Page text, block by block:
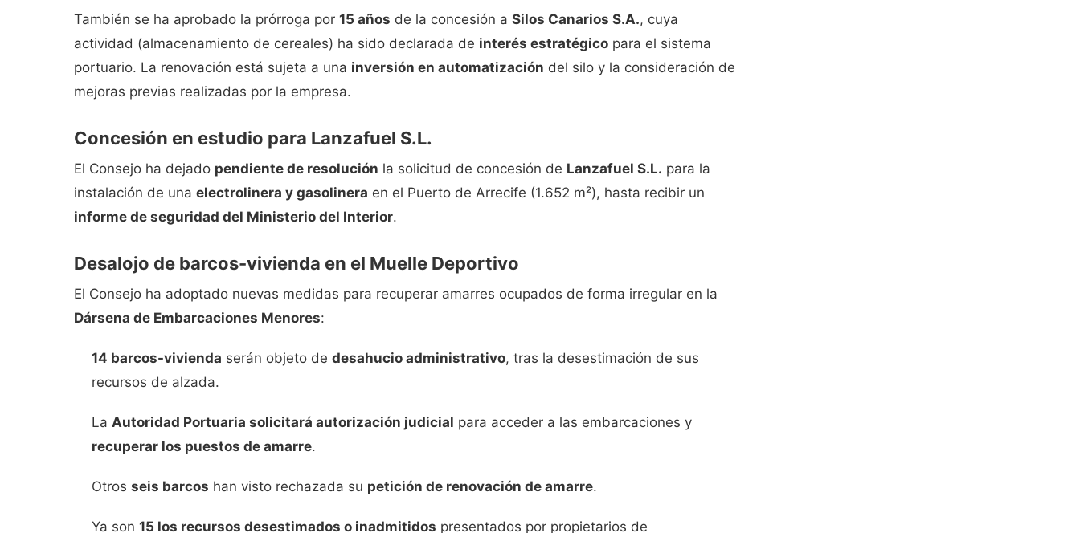
También se ha aprobado la prórroga por 15 años de la concesión a Silos Canarios S.A., cuya
actividad (almacenamiento de cereales) ha sido declarada de interés estratégico para el sistema
portuario. La renovación está sujeta a una inversión en automatización del silo y la consideración de
mejoras previas realizadas por la empresa.
Concesión en estudio para Lanzafuel S.L.
El Consejo ha dejado pendiente de resolución la solicitud de concesión de Lanzafuel S.L. para la
instalación de una electrolinera y gasolinera en el Puerto de Arrecife (1.652 m²), hasta recibir un
informe de seguridad del Ministerio del Interior.
Desalojo de barcos-vivienda en el Muelle Deportivo
El Consejo ha adoptado nuevas medidas para recuperar amarres ocupados de forma irregular en la
Dársena de Embarcaciones Menores:
14 barcos-vivienda serán objeto de desahucio administrativo, tras la desestimación de sus
recursos de alzada.
La Autoridad Portuaria solicitará autorización judicial para acceder a las embarcaciones y
recuperar los puestos de amarre.
Otros seis barcos han visto rechazada su petición de renovación de amarre.
Ya son 15 los recursos desestimados o inadmitidos presentados por propietarios de